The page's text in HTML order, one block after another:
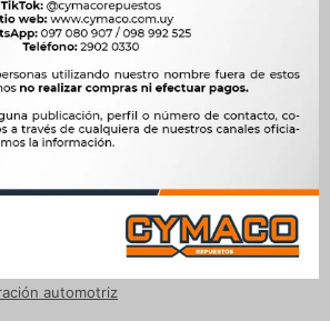
para tu coche, usar agua o
automotriz